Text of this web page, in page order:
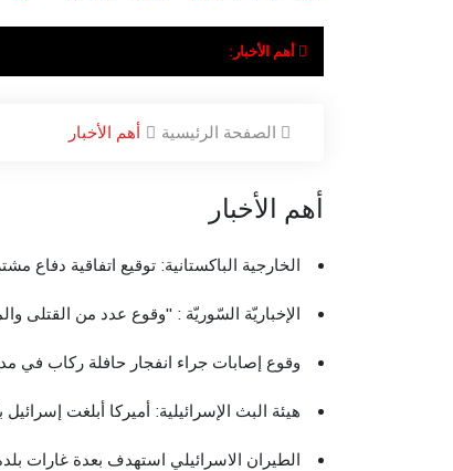
أهم الأخبار:
الصفحة الرئيسية أهم الأخبار
أهم الأخبار
الخارجية الباكستانية: توقيع اتفاقية دفاع
الإخباريّة السّوريّة : "وقوع عدد من القتلى
وقوع إصابات جراء انفجار حافلة ركاب في
هيئة البث الإسرائيلية: أميركا أبلغت
الطيران الاسرائيلي استهدف بعدة غارات